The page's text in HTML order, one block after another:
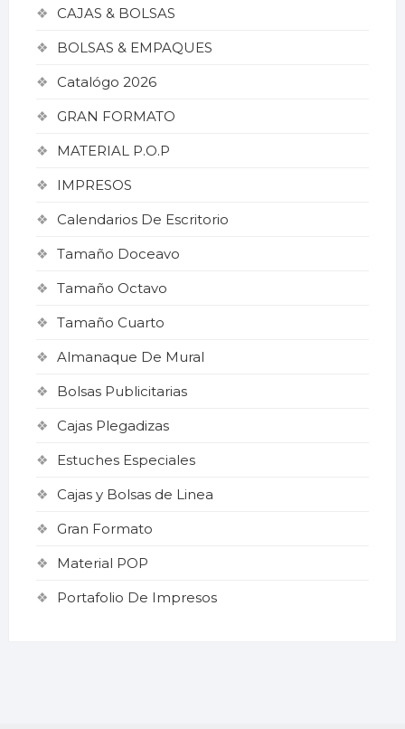
CAJAS & BOLSAS
BOLSAS & EMPAQUES
Catalógo 2026
GRAN FORMATO
MATERIAL P.O.P
IMPRESOS
Calendarios De Escritorio
Tamaño Doceavo
Tamaño Octavo
Tamaño Cuarto
Almanaque De Mural
Bolsas Publicitarias
Cajas Plegadizas
Estuches Especiales
Cajas y Bolsas de Linea
Gran Formato
Material POP
Portafolio De Impresos